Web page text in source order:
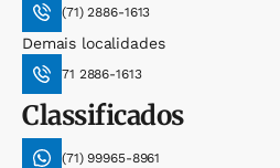
(71) 2886-1613
Demais localidades
71 2886-1613
Classificados
(71) 99965-8961